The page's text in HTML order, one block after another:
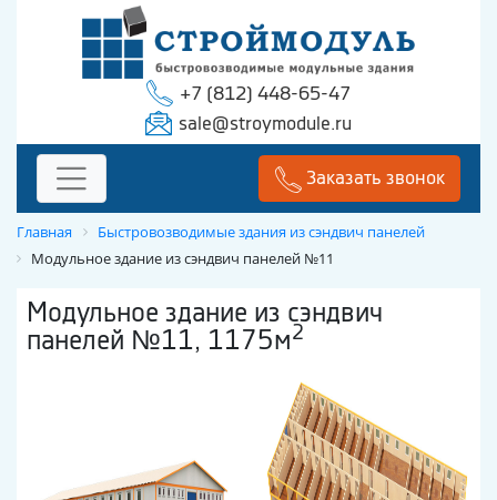
+7 (812) 448-65-47
sale@stroymodule.ru
Заказать звонок
Главная
Быстровозводимые здания из сэндвич панелей
Модульное здание из сэндвич панелей №11
Модульное здание из сэндвич
панелей №11, 1175м2